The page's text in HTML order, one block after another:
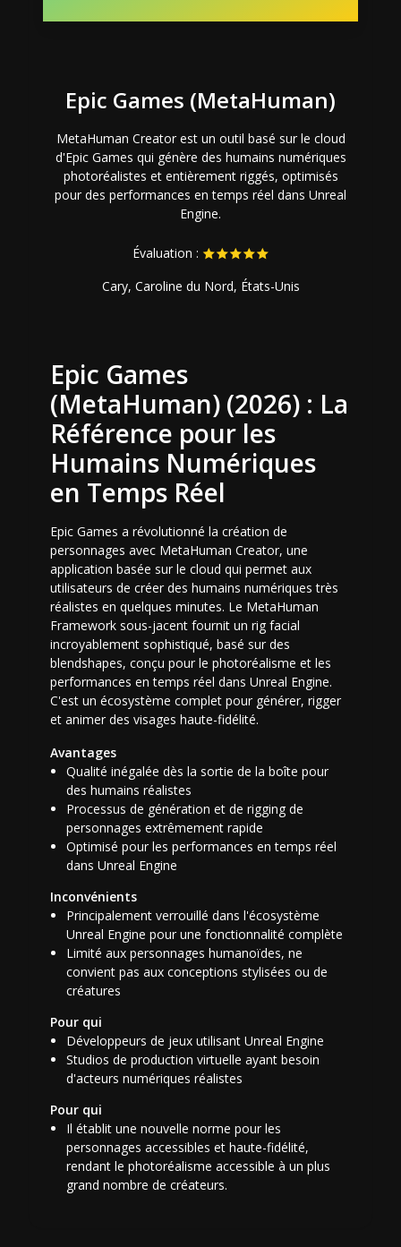
Epic Games (MetaHuman)
MetaHuman Creator est un outil basé sur le cloud
d'Epic Games qui génère des humains numériques
photoréalistes et entièrement riggés, optimisés
pour des performances en temps réel dans Unreal
Engine.
Évaluation :
Cary, Caroline du Nord, États-Unis
Epic Games
(MetaHuman) (2026) : La
Référence pour les
Humains Numériques
en Temps Réel
Epic Games a révolutionné la création de
personnages avec MetaHuman Creator, une
application basée sur le cloud qui permet aux
utilisateurs de créer des humains numériques très
réalistes en quelques minutes. Le MetaHuman
Framework sous-jacent fournit un rig facial
incroyablement sophistiqué, basé sur des
blendshapes, conçu pour le photoréalisme et les
performances en temps réel dans Unreal Engine.
C'est un écosystème complet pour générer, rigger
et animer des visages haute-fidélité.
Avantages
Qualité inégalée dès la sortie de la boîte pour
des humains réalistes
Processus de génération et de rigging de
personnages extrêmement rapide
Optimisé pour les performances en temps réel
dans Unreal Engine
Inconvénients
Principalement verrouillé dans l'écosystème
Unreal Engine pour une fonctionnalité complète
Limité aux personnages humanoïdes, ne
convient pas aux conceptions stylisées ou de
créatures
Pour qui
Développeurs de jeux utilisant Unreal Engine
Studios de production virtuelle ayant besoin
d'acteurs numériques réalistes
Pour qui
Il établit une nouvelle norme pour les
personnages accessibles et haute-fidélité,
rendant le photoréalisme accessible à un plus
grand nombre de créateurs.